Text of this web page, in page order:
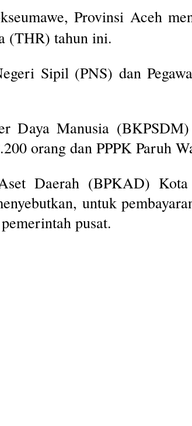
Provinsi Aceh
(THR) tahun ini.
Sipil (PNS) dan
Daya Manusia
orang dan PPPK Paruh
Daerah (BPKAD)
untuk
pusat.